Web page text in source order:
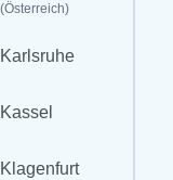
(Österreich)
Karlsruhe
Kassel
Klagenfurt